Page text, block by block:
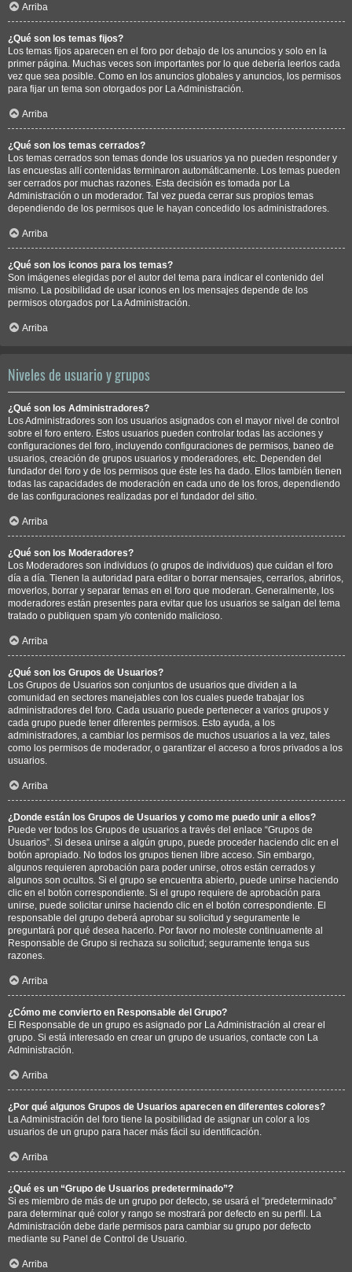
Arriba
¿Qué son los temas fijos?
Los temas fijos aparecen en el foro por debajo de los anuncios y solo en la
primer página. Muchas veces son importantes por lo que debería leerlos cada
vez que sea posible. Como en los anuncios globales y anuncios, los permisos
para fijar un tema son otorgados por La Administración.
Arriba
¿Qué son los temas cerrados?
Los temas cerrados son temas donde los usuarios ya no pueden responder y
las encuestas allí contenidas terminaron automáticamente. Los temas pueden
ser cerrados por muchas razones. Esta decisión es tomada por La
Administración o un moderador. Tal vez pueda cerrar sus propios temas
dependiendo de los permisos que le hayan concedido los administradores.
Arriba
¿Qué son los iconos para los temas?
Son imágenes elegidas por el autor del tema para indicar el contenido del
mismo. La posibilidad de usar iconos en los mensajes depende de los
permisos otorgados por La Administración.
Arriba
Niveles de usuario y grupos
¿Qué son los Administradores?
Los Administradores son los usuarios asignados con el mayor nivel de control
sobre el foro entero. Estos usuarios pueden controlar todas las acciones y
configuraciones del foro, incluyendo configuraciones de permisos, baneo de
usuarios, creación de grupos usuarios y moderadores, etc. Dependen del
fundador del foro y de los permisos que éste les ha dado. Ellos también tienen
todas las capacidades de moderación en cada uno de los foros, dependiendo
de las configuraciones realizadas por el fundador del sitio.
Arriba
¿Qué son los Moderadores?
Los Moderadores son individuos (o grupos de individuos) que cuidan el foro
día a día. Tienen la autoridad para editar o borrar mensajes, cerrarlos, abrirlos,
moverlos, borrar y separar temas en el foro que moderan. Generalmente, los
moderadores están presentes para evitar que los usuarios se salgan del tema
tratado o publiquen spam y/o contenido malicioso.
Arriba
¿Qué son los Grupos de Usuarios?
Los Grupos de Usuarios son conjuntos de usuarios que dividen a la
comunidad en sectores manejables con los cuales puede trabajar los
administradores del foro. Cada usuario puede pertenecer a varios grupos y
cada grupo puede tener diferentes permisos. Esto ayuda, a los
administradores, a cambiar los permisos de muchos usuarios a la vez, tales
como los permisos de moderador, o garantizar el acceso a foros privados a los
usuarios.
Arriba
¿Donde están los Grupos de Usuarios y como me puedo unir a ellos?
Puede ver todos los Grupos de usuarios a través del enlace “Grupos de
Usuarios”. Si desea unirse a algún grupo, puede proceder haciendo clic en el
botón apropiado. No todos los grupos tienen libre acceso. Sin embargo,
algunos requieren aprobación para poder unirse, otros están cerrados y
algunos son ocultos. Si el grupo se encuentra abierto, puede unirse haciendo
clic en el botón correspondiente. Si el grupo requiere de aprobación para
unirse, puede solicitar unirse haciendo clic en el botón correspondiente. El
responsable del grupo deberá aprobar su solicitud y seguramente le
preguntará por qué desea hacerlo. Por favor no moleste continuamente al
Responsable de Grupo si rechaza su solicitud; seguramente tenga sus
razones.
Arriba
¿Cómo me convierto en Responsable del Grupo?
El Responsable de un grupo es asignado por La Administración al crear el
grupo. Si está interesado en crear un grupo de usuarios, contacte con La
Administración.
Arriba
¿Por qué algunos Grupos de Usuarios aparecen en diferentes colores?
La Administración del foro tiene la posibilidad de asignar un color a los
usuarios de un grupo para hacer más fácil su identificación.
Arriba
¿Qué es un “Grupo de Usuarios predeterminado”?
Si es miembro de más de un grupo por defecto, se usará el “predeterminado”
para determinar qué color y rango se mostrará por defecto en su perfil. La
Administración debe darle permisos para cambiar su grupo por defecto
mediante su Panel de Control de Usuario.
Arriba